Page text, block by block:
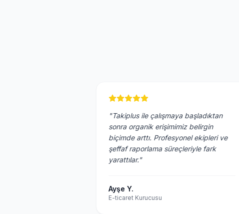
"Takiplus ile çalışmaya başladıktan
sonra organik erişimimiz belirgin
biçimde arttı. Profesyonel ekipleri ve
şeffaf raporlama süreçleriyle fark
yarattılar."
Ayşe Y.
E-ticaret Kurucusu